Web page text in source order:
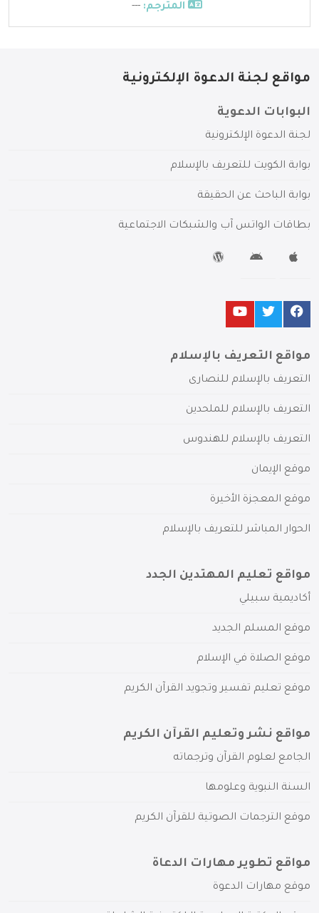
المترجم: ---
مواقع لجنة الدعوة الإلكترونية
البوابات الدعوية
لجنة الدعوة الإلكترونية
بوابة الكويت للتعريف بالإسلام
بوابة الباحث عن الحقيقة
بطاقات الواتس آب والشبكات الاجتماعية
مواقع التعريف بالإسلام
التعريف بالإسلام للنصارى
التعريف بالإسلام للملحدين
التعريف بالإسلام للهندوس
موقع الإيمان
موقع المعجزة الأخيرة
الحوار المباشر للتعريف بالإسلام
مواقع تعليم المهتدين الجدد
أكاديمية سبيلي
موقع المسلم الجديد
موقع الصلاة في الإسلام
موقع تعليم تفسير وتجويد القرآن الكريم
مواقع نشر وتعليم القرآن الكريم
الجامع لعلوم القرآن وترجماته
السنة النبوية وعلومها
موقع الترجمات الصوتية للقرآن الكريم
مواقع تطوير مهارات الدعاة
موقع مهارات الدعوة